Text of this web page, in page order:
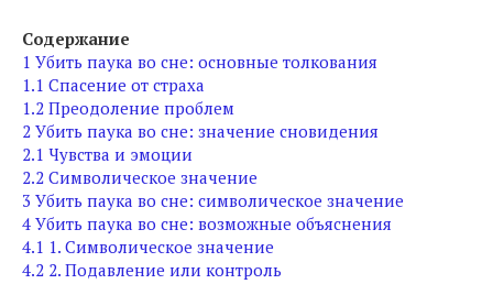
Содержание
1 Убить паука во сне: основные толкования
1.1 Спасение от страха
1.2 Преодоление проблем
2 Убить паука во сне: значение сновидения
2.1 Чувства и эмоции
2.2 Символическое значение
3 Убить паука во сне: символическое значение
4 Убить паука во сне: возможные объяснения
4.1 1. Символическое значение
4.2 2. Подавление или контроль